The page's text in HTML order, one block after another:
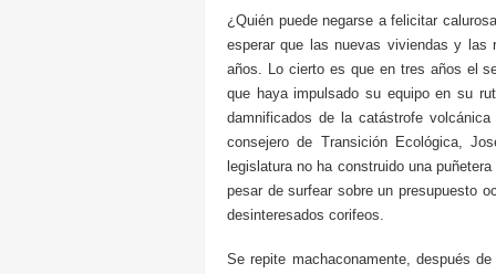
¿Quién puede negarse a felicitar
esperar que las nuevas viviendas y las
años. Lo cierto es que en tres años el
que haya impulsado su equipo en su
damnificados de la catástrofe
consejero de Transición Ecológica,
legislatura no ha construido una
pesar de surfear sobre un presupuesto
desinteresados corifeos.
Se repite machaconamente, después